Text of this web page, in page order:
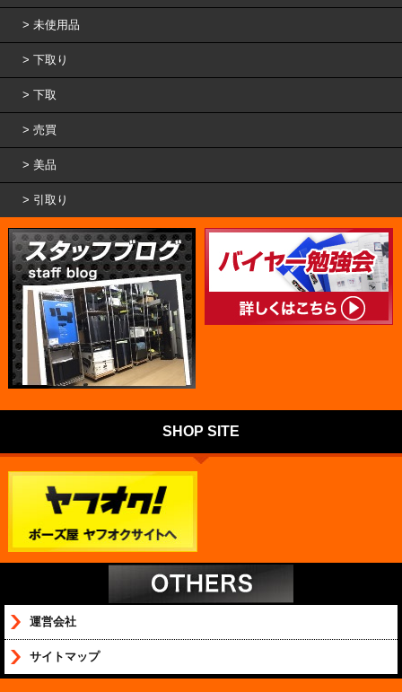
未使用品
下取り
下取
売買
美品
引取り
SHOP SITE
運営会社
サイトマップ